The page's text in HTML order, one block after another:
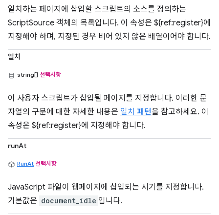
일치하는 페이지에 삽입할 스크립트의 소스를 정의하는
ScriptSource 객체의 목록입니다. 이 속성은 ${ref:register}에
지정해야 하며, 지정된 경우 비어 있지 않은 배열이어야 합니다.
일치
string[] 선택사항
이 사용자 스크립트가 삽입될 페이지를 지정합니다. 이러한 문
자열의 구문에 대한 자세한 내용은 일치 패턴을 참고하세요. 이
속성은 ${ref:register}에 지정해야 합니다.
runAt
RunAt 선택사항
JavaScript 파일이 웹페이지에 삽입되는 시기를 지정합니다.
기본값은 document_idle 입니다.